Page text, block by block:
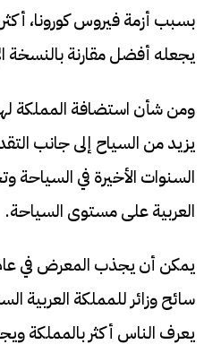
يجعله أفضل مقارنة بالنسخة
يزيد من السياح إلى جانب
السنوات الأخيرة في السياحة
العربية على مستوى السياحة.
سائح وزائر للمملكة العربية
يعرف الناس أكثر بالمملكة